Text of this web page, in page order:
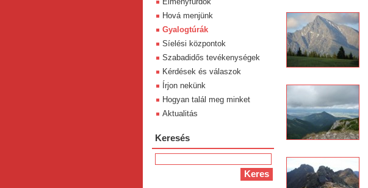
Hová menjünk
Gyalogtúrák
Síelési központok
Szabadidős tevékenységek
Kérdések és válaszok
Írjon nekünk
Hogyan talál meg minket
Aktualitás
Keresés